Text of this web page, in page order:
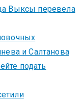
Выксы перевела
и Салтанова
подать